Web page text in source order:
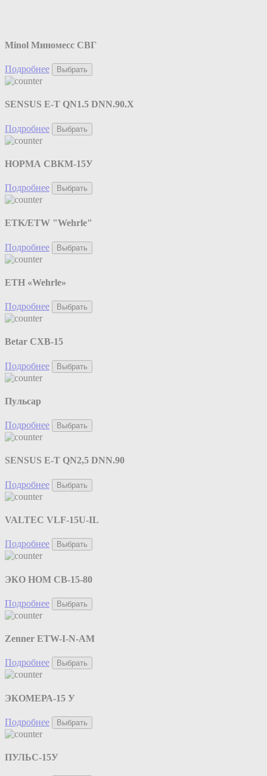
Minol Миномесс СВГ
Подробнее Выбрать
SENSUS E-T QN1.5 DNN.90.X
Подробнее Выбрать
НОРМА СВКМ-15У
Подробнее Выбрать
ETK/ETW "Wehrle"
Подробнее Выбрать
ETH «Wehrle»
Подробнее Выбрать
Betar СХВ-15
Подробнее Выбрать
Пульсар
Подробнее Выбрать
SENSUS E-T QN2,5 DNN.90
Подробнее Выбрать
VALTEC VLF-15U-IL
Подробнее Выбрать
ЭКО НОМ СВ-15-80
Подробнее Выбрать
Zenner ETW-I-N-AM
Подробнее Выбрать
ЭКОМЕРА-15 У
Подробнее Выбрать
ПУЛЬС-15У